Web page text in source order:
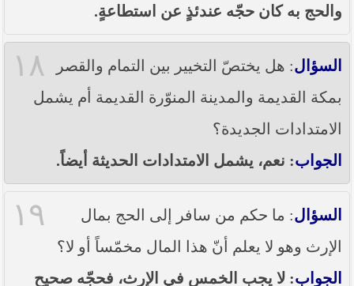
والحج به كان حجّه عندئذٍ عن استطاعةٍ.
١٨ السؤال: هل يختصّ التخيير بين التمام والقصر
بمكة القديمة والمدينة المنوّرة القديمة أم يشمل
الامتدادات الجديدة؟
الجواب: نعم، يشمل الامتدادات الحديثة أيضاً.
١٩ السؤال: ما حكم من سافر إلى الحج بمال
الإرث وهو لا يعلم أنّ هذا المال مخمّساً أو لا؟
الجواب: لا يجب الخمس في الإرث، فحجّه صحيح